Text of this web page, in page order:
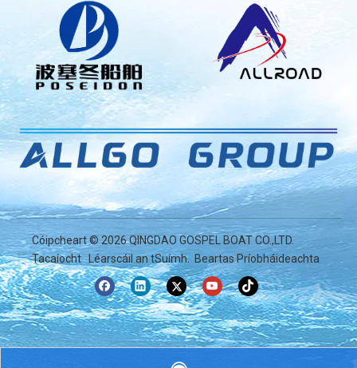
Cóipcheart ©2026QINGDAO GOSPEL BOAT CO.,LTD.
Tacaíocht Léarscáil an tSuímh. Beartas Príobháideachta